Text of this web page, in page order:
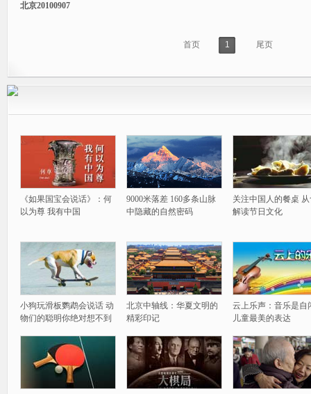
北京20100907
首页 1 尾页
《如果国宝会说话》：何
以为尊 我有中国
9000米落差 160多条山脉
中隐藏的自然密码
关注中国人的餐桌
解读节日文化
小狗玩滑板鹦鹉会说话 动
物们的聪明你绝对想不到
北京中轴线：华夏文明的
精彩印记
云上乐声：音乐是自
儿童最美的表达